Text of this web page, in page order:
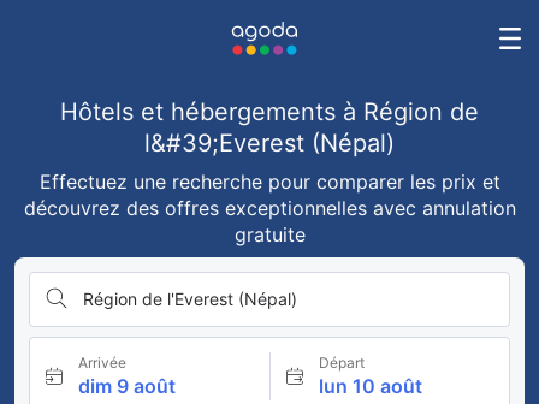
Hôtels et hébergements à Région de
l&#39;Everest (Népal)
Effectuez une recherche pour comparer les prix et
découvrez des offres exceptionnelles avec annulation
gratuite
Région de l'Everest (Népal)
Arrivée
dim 9 août
Départ
lun 10 août